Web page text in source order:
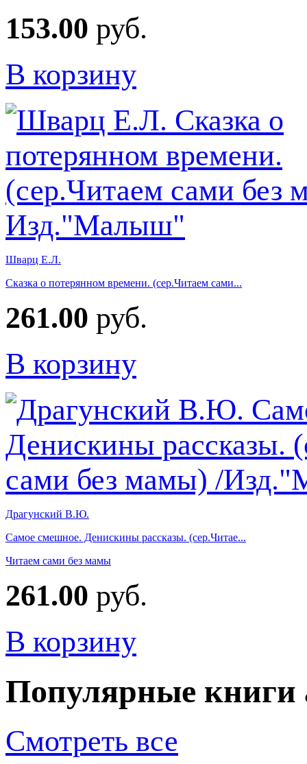
153.00 руб.
В корзину
Шварц Е.Л.
Сказка о потерянном времени. (сер.Читаем сами...
261.00 руб.
В корзину
Драгунский В.Ю.
Самое смешное. Денискины рассказы. (сер.Читае...
Читаем сами без мамы
261.00 руб.
В корзину
Популярные книги
Смотреть все